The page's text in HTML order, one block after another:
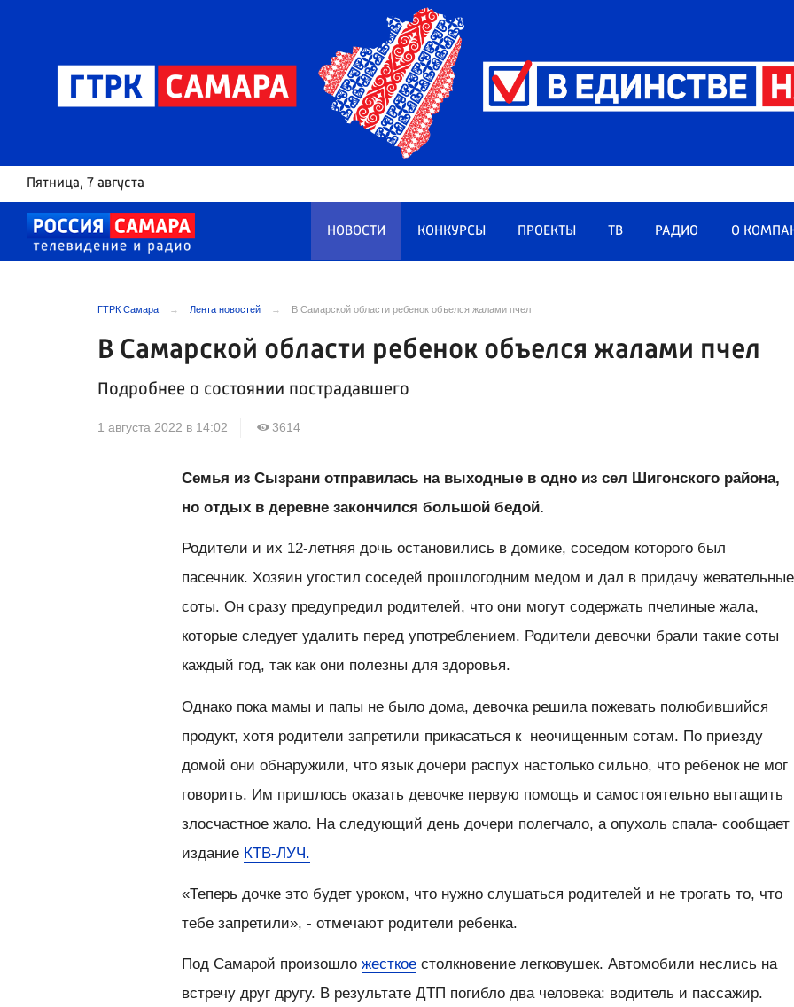
Пятница, 7 августа
НОВОСТИ КОНКУРСЫ ПРОЕКТЫ ТВ РАДИО О
ГТРК Самара Лента новостей В Самарской области ребенок объелся жалами пчел
В Самарской области ребенок объелся жалами пчел
Подробнее о состоянии пострадавшего
1 августа 2022 в 14:02 3614
Семья из Сызрани отправилась на выходные в одно из сел Шигонского района,
но отдых в деревне закончился большой бедой.
Родители и их 12-летняя дочь остановились в домике, соседом которого был
пасечник. Хозяин угостил соседей прошлогодним медом и дал в придачу жевательные
соты. Он сразу предупредил родителей, что они могут содержать пчелиные жала,
которые следует удалить перед употреблением. Родители девочки брали такие соты
каждый год, так как они полезны для здоровья.
Однако пока мамы и папы не было дома, девочка решила пожевать полюбившийся
продукт, хотя родители запретили прикасаться к неочищенным сотам. По приезду
домой они обнаружили, что язык дочери распух настолько сильно, что ребенок не мог
говорить. Им пришлось оказать девочке первую помощь и самостоятельно вытащить
злосчастное жало. На следующий день дочери полегчало, а опухоль спала- сообщает
издание КТВ-ЛУЧ.
«Теперь дочке это будет уроком, что нужно слушаться родителей и не трогать то, что
тебе запретили», - отмечают родители ребенка.
Под Самарой произошложесткое столкновение легковушек. Автомобили неслись на
встречу друг другу. В результате ДТП погибло два человека: водитель и пассажир.